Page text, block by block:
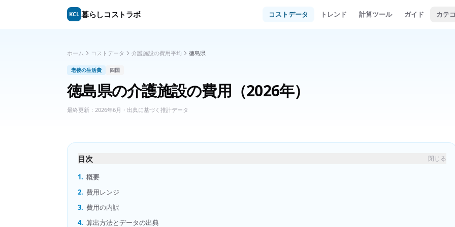
KCL 暮らしコストラボ コストデータ トレンド 計算ツール ガイド カテ
ホーム コストデータ 介護施設の費用平均 徳島県
老後の生活費 四国
徳島県の介護施設の費用 （2026年）
最終更新： 2026年6月 ・出典に基づく推計データ
目次 閉じる
1. 概要
2. 費用レンジ
3. 費用の内訳
4. 算出方法とデータの出典